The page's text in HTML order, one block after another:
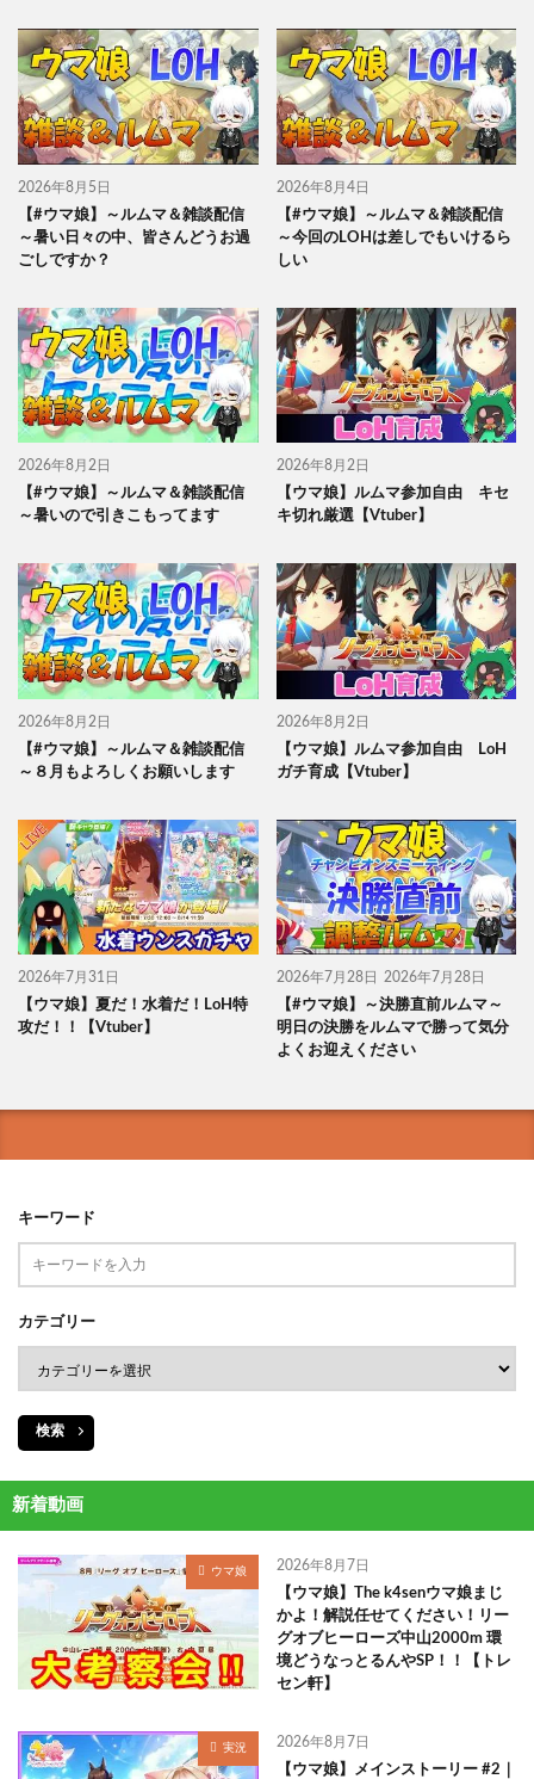
2026年8月5日
【#ウマ娘】～ルムマ＆雑談配信
～暑い日々の中、皆さんどうお過
ごしですか？
2026年8月4日
【#ウマ娘】～ルムマ＆雑談配信
～今回のLOHは差しでもいけるら
しい
2026年8月2日
【#ウマ娘】～ルムマ＆雑談配信
～暑いので引きこもってます
2026年8月2日
【ウマ娘】ルムマ参加自由 キセ
キ切れ厳選【Vtuber】
2026年8月2日
【#ウマ娘】～ルムマ＆雑談配信
～８月もよろしくお願いします
2026年8月2日
【ウマ娘】ルムマ参加自由 LoH
ガチ育成【Vtuber】
2026年7月31日
【ウマ娘】夏だ！水着だ！LoH特
攻だ！！【Vtuber】
2026年7月28日 2026年7月28日
【#ウマ娘】～決勝直前ルムマ～
明日の決勝をルムマで勝って気分
よくお迎えください
キーワード
カテゴリー
検索
新着動画
ウマ娘 2026年8月7日
【ウマ娘】The k4senウマ娘まじ
かよ！解説任せてください！リー
グオブヒーローズ中山2000m 環
境どうなっとるんやSP！！【トレ
セン軒】
実況 2026年8月7日
【ウマ娘】メインストーリー #2｜